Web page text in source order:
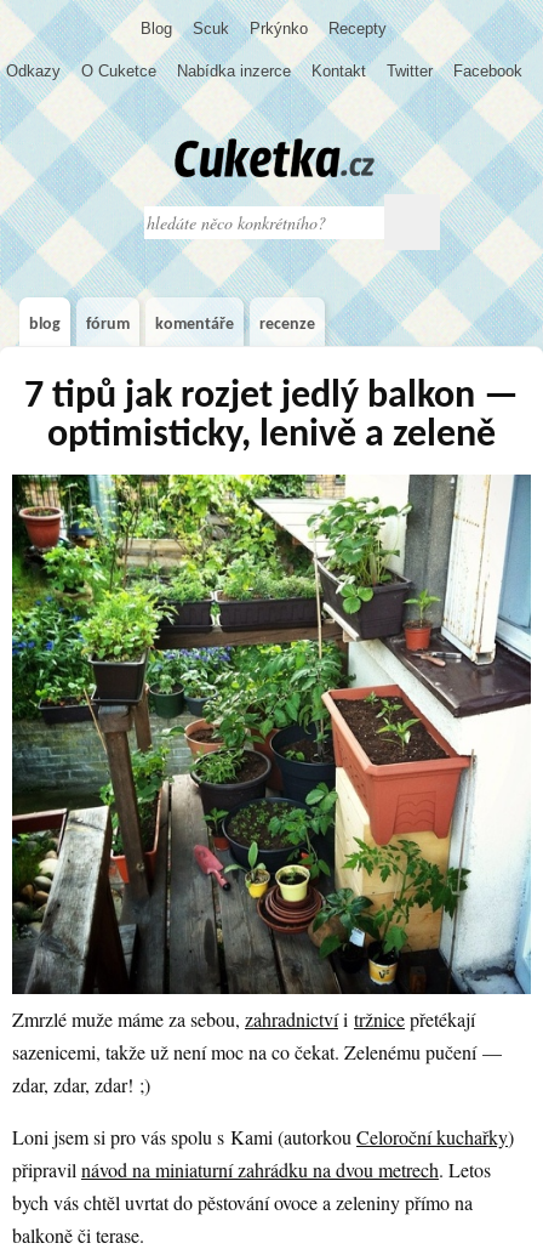
Blog Scuk Prkýnko Recepty
Odkazy O Cuketce Nabídka inzerce Kontakt Twitter Facebook
blog fórum komentáře recenze
7 tipů jak rozjet jedlý balkon —
optimisticky, lenivě a zeleně
Zmrzlé muže máme za sebou, zahradnictvíi tržnicepřetékají
sazenicemi, takže už není moc na co čekat. Zelenému pučení —
zdar, zdar, zdar! ;)
Loni jsem si pro vás spolu s Kami (autorkou Celoroční kuchařky)
připravil návod na miniaturní zahrádku na dvou metrech. Letos
bych vás chtěl uvrtat do pěstování ovoce a zeleniny přímo na
balkoně či terase.